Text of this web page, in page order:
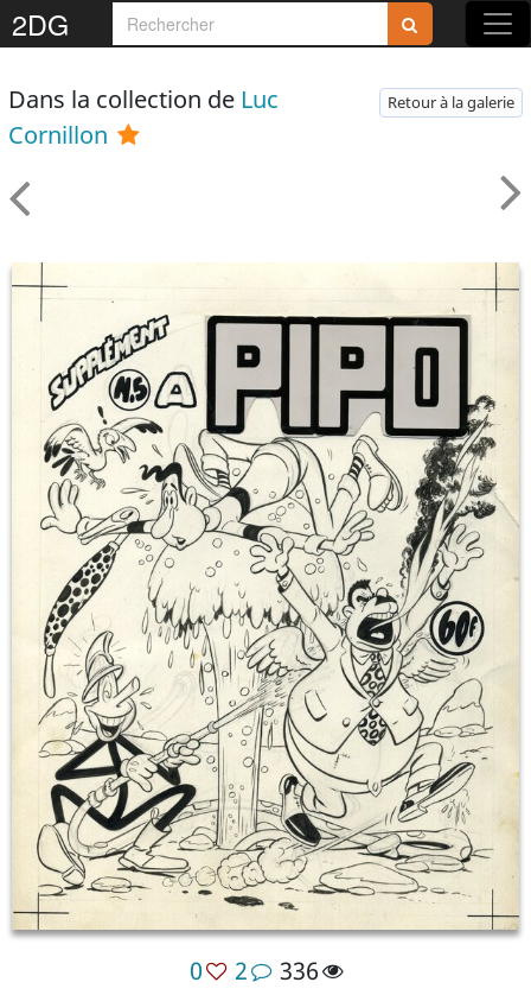
2DG
Dans la collection de Luc
Cornillon
Retour à la galerie
0 2 336